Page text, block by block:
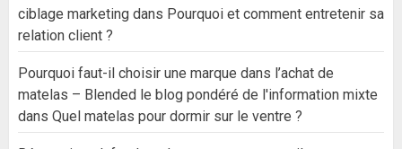
ciblage marketing dans Pourquoi et comment entretenir sa
relation client ?
Pourquoi faut-il choisir une marque dans l’achat de
matelas – Blended le blog pondéré de l'information mixte
dans Quel matelas pour dormir sur le ventre ?